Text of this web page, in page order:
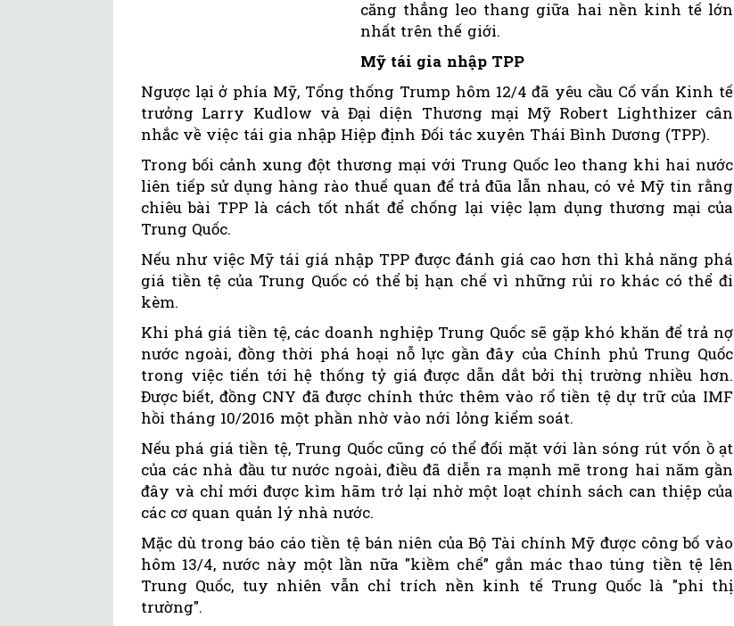
căng thẳng leo thang giữa hai nền kinh tế lớn
nhất trên thế giới.
Mỹ tái gia nhập TPP
Ngược lại ở phía Mỹ, Tổng thống Trump hôm 12/4 đã yêu cầu Cố vấn Kinh tế
trưởng Larry Kudlow và Đại diện Thương mại Mỹ Robert Lighthizer cân
nhắc về việc tái gia nhập Hiệp định Đối tác xuyên Thái Bình Dương (TPP).
Trong bối cảnh xung đột thương mại với Trung Quốc leo thang khi hai nước
liên tiếp sử dụng hàng rào thuế quan để trả đũa lẫn nhau, có vẻ Mỹ tin rằng
chiêu bài TPP là cách tốt nhất để chống lại việc lạm dụng thương mại của
Trung Quốc.
Nếu như việc Mỹ tái giá nhập TPP được đánh giá cao hơn thì khả năng phá
giá tiền tệ của Trung Quốc có thể bị hạn chế vì những rủi ro khác có thể đi
kèm.
Khi phá giá tiền tệ, các doanh nghiệp Trung Quốc sẽ gặp khó khăn để trả nợ
nước ngoài, đồng thời phá hoại nỗ lực gần đây của Chính phủ Trung Quốc
trong việc tiến tới hệ thống tỷ giá được dẫn dắt bởi thị trường nhiều hơn.
Được biết, đồng CNY đã được chính thức thêm vào rổ tiền tệ dự trữ của IMF
hồi tháng 10/2016 một phần nhờ vào nới lỏng kiểm soát.
Nếu phá giá tiền tệ, Trung Quốc cũng có thể đối mặt với làn sóng rút vốn ồ ạt
của các nhà đầu tư nước ngoài, điều đã diễn ra mạnh mẽ trong hai năm gần
đây và chỉ mới được kìm hãm trở lại nhờ một loạt chính sách can thiệp của
các cơ quan quản lý nhà nước.
Mặc dù trong báo cáo tiền tệ bán niên của Bộ Tài chính Mỹ được công bố vào
hôm 13/4, nước này một lần nữa "kiềm chế” gắn mác thao túng tiền tệ lên
Trung Quốc, tuy nhiên vẫn chỉ trích nền kinh tế Trung Quốc là "phi thị
trường".